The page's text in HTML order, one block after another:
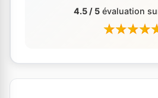
4.5 / 5évaluation